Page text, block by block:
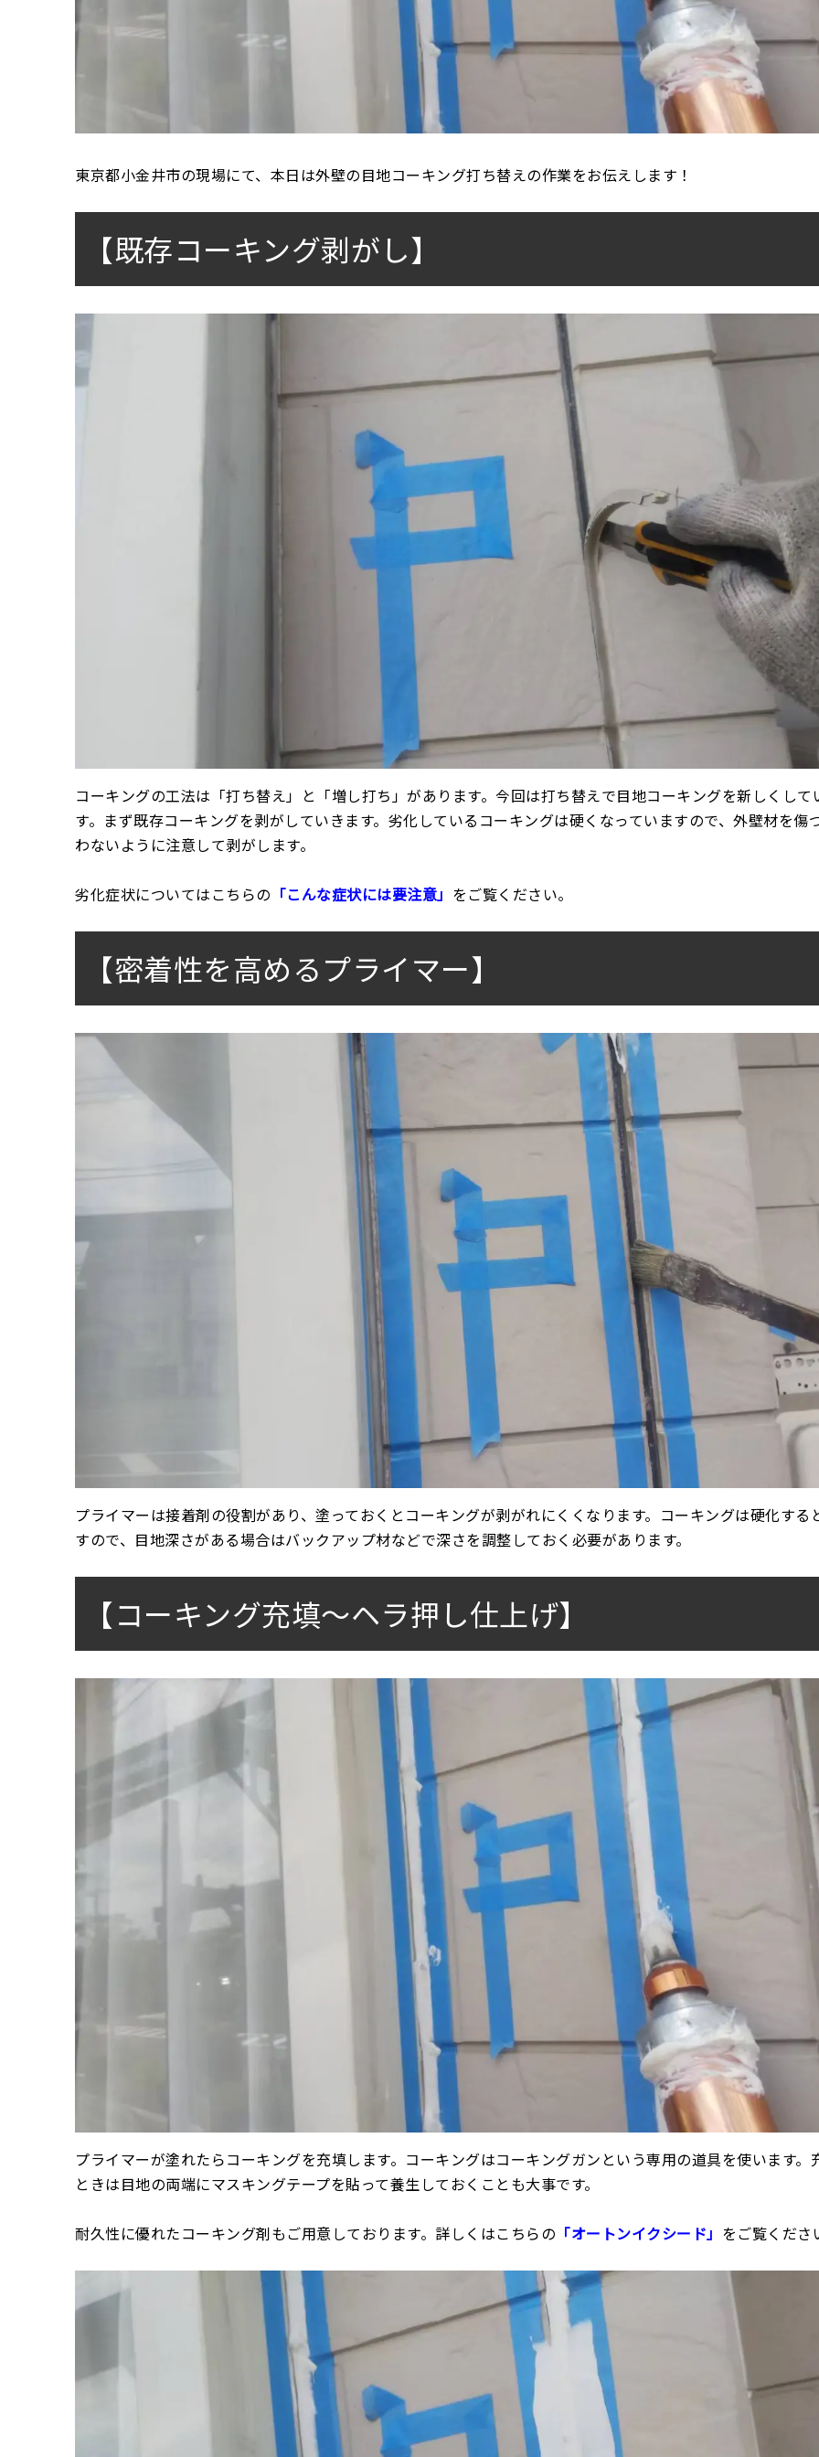
東京都小金井市の現場にて、本日は外壁の目地コーキング打ち替えの作業をお伝えします！
【既存コーキング剥がし】
コーキングの工法は「打ち替え」と「増し打ち」があります。今回は打ち替えで目地コーキングを新しくして
す。まず既存コーキングを剥がしていきます。劣化しているコーキングは硬くなっていますので、外壁材を傷
わないように注意して剥がします。
劣化症状についてはこちらの 「こんな症状には要注意」 をご覧ください。
【密着性を高めるプライマー】
プライマーは接着剤の役割があり、塗っておくとコーキングが剥がれにくくなります。コーキングは硬化する
すので、目地深さがある場合はバックアップ材などで深さを調整しておく必要があります。
【コーキング充填〜ヘラ押し仕上げ】
プライマーが塗れたらコーキングを充填します。コーキングはコーキングガンという専用の道具を使います。
ときは目地の両端にマスキングテープを貼って養生しておくことも大事です。
耐久性に優れたコーキング剤もご用意しております。詳しくはこちらの 「オートンイクシード」 をご覧くださ